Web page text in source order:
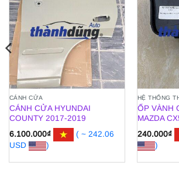
CÁNH CỬA
CÁNH CỬA HYUNDAI
COUNTY 2017-2019
6.100.000₫
( ~ 242.06
USD
)
HỆ THỐNG
ỐP VÀNH
MAZDA
240.000₫
)